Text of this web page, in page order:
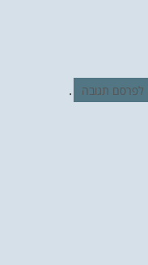
לפרסם תגובה .